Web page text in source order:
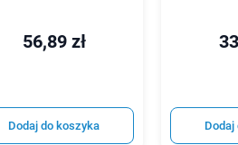
56,89 zł
Dodaj do koszyka Dodaj